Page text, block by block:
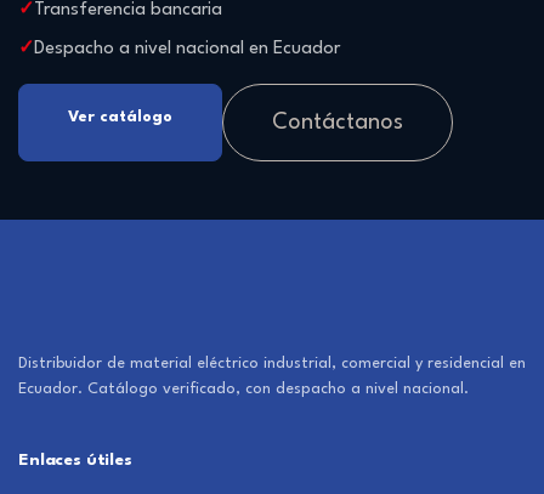
Transferencia bancaria
Despacho a nivel nacional en Ecuador
Ver catálogo Contáctanos
Distribuidor de material eléctrico industrial, comercial y residencial en
Ecuador. Catálogo verificado, con despacho a nivel nacional.
Enlaces útiles